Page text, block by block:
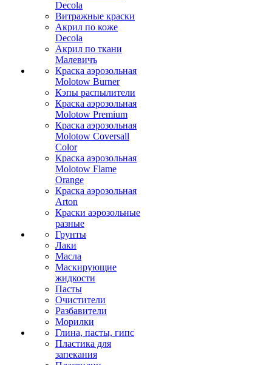
Decola
Витражные краски
Акрил по коже
Decola
Акрил по ткани
Малевичъ
Краска аэрозольная
Molotow Burner
Кэпы распылители
Краска аэрозольная
Molotow Premium
Краска аэрозольная
Molotow Coversall
Color
Краска аэрозольная
Molotow Flame
Orange
Краска аэрозольная
Arton
Краски аэрозольные
разные
Грунты
Лаки
Масла
Маскирующие
жидкости
Пасты
Очистители
Разбавители
Морилки
Глина, пасты, гипс
Пластика для
запекания